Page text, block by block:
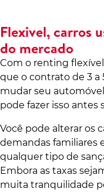
Flexivel, carros
do mercado
Com o renting
que o contrato de 3 a
mudar seu
pode fazer isso
Você pode alterar os
demandas familiares
qualquer tipo de
Embora as taxas
muita tranquilidade